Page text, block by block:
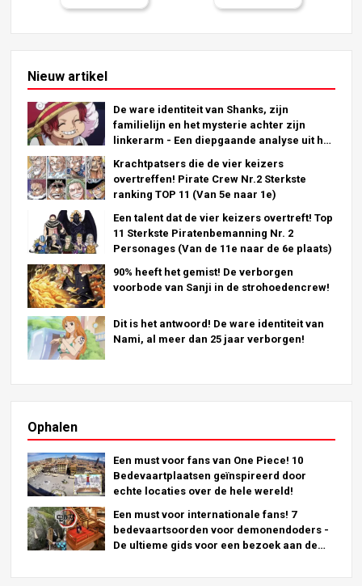
Nieuw artikel
De ware identiteit van Shanks, zijn
familielijn en het mysterie achter zijn
linkerarm - Een diepgaande analyse uit het
Krachtpatsers die de vier keizers
overtreffen! Pirate Crew Nr.2 Sterkste
ranking TOP 11 (Van 5e naar 1e)
Een talent dat de vier keizers overtreft! Top
11 Sterkste Piratenbemanning Nr. 2
Personages (Van de 11e naar de 6e plaats)
90% heeft het gemist! De verborgen
voorbode van Sanji in de strohoedencrew!
Dit is het antwoord! De ware identiteit van
Nami, al meer dan 25 jaar verborgen!
Ophalen
Een must voor fans van One Piece! 10
Bedevaartplaatsen geïnspireerd door
echte locaties over de hele wereld!
Een must voor internationale fans! 7
bedevaartsoorden voor demonendoders -
De ultieme gids voor een bezoek aan de